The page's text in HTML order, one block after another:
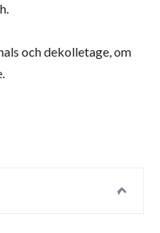
och dekolletage, om